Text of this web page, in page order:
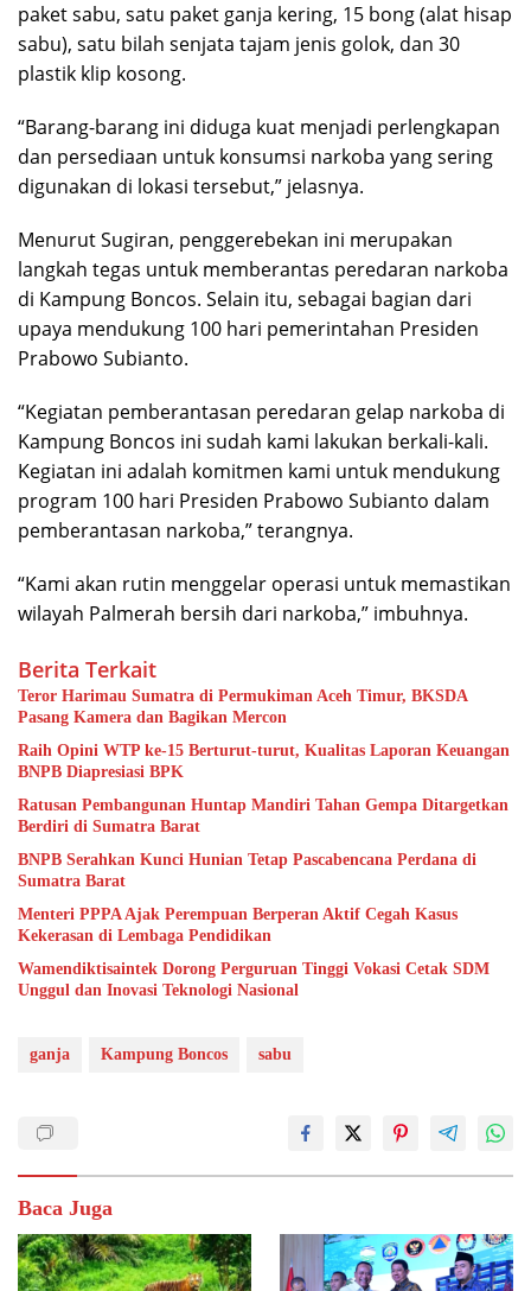
paket sabu, satu paket ganja kering, 15 bong (alat hisap
sabu), satu bilah senjata tajam jenis golok, dan 30
plastik klip kosong.
“Barang-barang ini diduga kuat menjadi perlengkapan
dan persediaan untuk konsumsi narkoba yang sering
digunakan di lokasi tersebut,” jelasnya.
Menurut Sugiran, penggerebekan ini merupakan
langkah tegas untuk memberantas peredaran narkoba
di Kampung Boncos. Selain itu, sebagai bagian dari
upaya mendukung 100 hari pemerintahan Presiden
Prabowo Subianto.
“Kegiatan pemberantasan peredaran gelap narkoba di
Kampung Boncos ini sudah kami lakukan berkali-kali.
Kegiatan ini adalah komitmen kami untuk mendukung
program 100 hari Presiden Prabowo Subianto dalam
pemberantasan narkoba,” terangnya.
“Kami akan rutin menggelar operasi untuk memastikan
wilayah Palmerah bersih dari narkoba,” imbuhnya.
Berita Terkait
Teror Harimau Sumatra di Permukiman Aceh Timur, BKSDA
Pasang Kamera dan Bagikan Mercon
Raih Opini WTP ke-15 Berturut-turut, Kualitas Laporan Keuangan
BNPB Diapresiasi BPK
Ratusan Pembangunan Huntap Mandiri Tahan Gempa Ditargetkan
Berdiri di Sumatra Barat
BNPB Serahkan Kunci Hunian Tetap Pascabencana Perdana di
Sumatra Barat
Menteri PPPA Ajak Perempuan Berperan Aktif Cegah Kasus
Kekerasan di Lembaga Pendidikan
Wamendiktisaintek Dorong Perguruan Tinggi Vokasi Cetak SDM
Unggul dan Inovasi Teknologi Nasional
ganja Kampung Boncos sabu
Baca Juga